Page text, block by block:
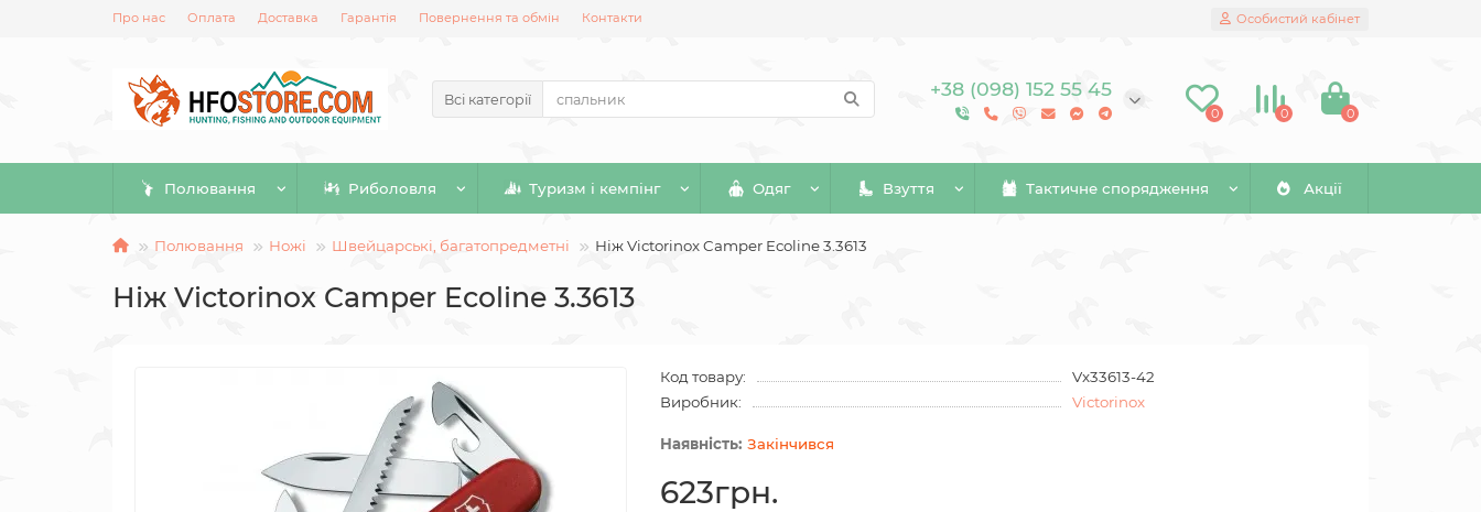
Про нас Оплата Доставка Гарантія Повернення та обмін Контакти Особистий кабінет
Всі категорії +38 (098) 152 55 45
0 0 0
Полювання Риболовля Туризм і кемпінг Одяг Взуття Тактичне спорядження Акції
Полювання Ножі Швейцарські, багатопредметні Ніж Victorinox Camper Ecoline 3.3613
Ніж Victorinox Camper Ecoline 3.3613
Код товару:
Vx33613-42
Виробник:
Victorinox
Закінчився
623грн.